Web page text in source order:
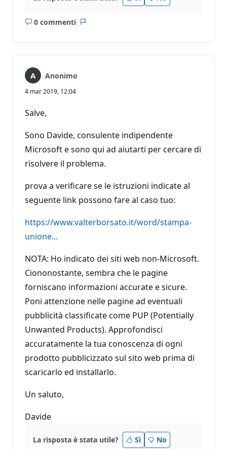
0 commenti
Nessun
Anonimo
4 mar 2019, 12:04
Salve,
Sono Davide, consulente indipendente
Microsoft e sono qui ad aiutarti per cercare di
risolvere il problema.
prova a verificare se le istruzioni indicate al
seguente link possono fare al caso tuo:
https://www.valterborsato.it/word/stampa-
unione...
NOTA: Ho indicato dei siti web non-Microsoft.
Ciononostante, sembra che le pagine
forniscano informazioni accurate e sicure.
Poni attenzione nelle pagine ad eventuali
pubblicità classificate come PUP (Potentially
Unwanted Products). Approfondisci
accuratamente la tua conoscenza di ogni
prodotto pubblicizzato sul sito web prima di
scaricarlo ed installarlo.
Un saluto,
Davide
La risposta è stata utile? Sì No